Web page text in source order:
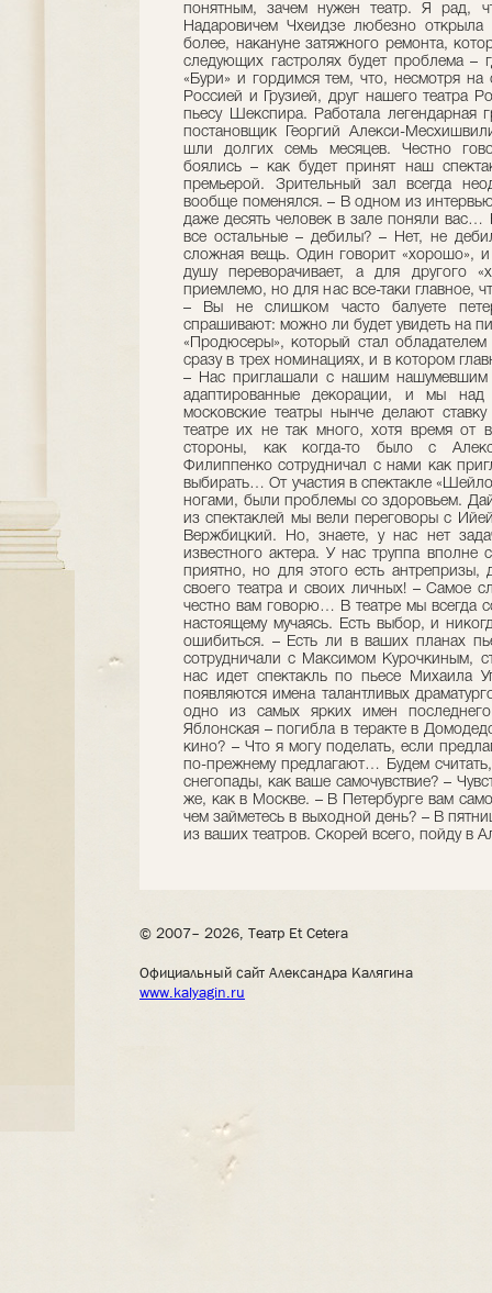
понятным, зачем нужен театр. Я рад,
Надаровичем Чхеидзе любезно открыла
более, накануне затяжного ремонта,
следующих гастролях будет проблема –
«Бури» и гордимся тем, что, несмотря
Россией и Грузией, друг нашего театра
пьесу Шекспира. Работала легендарная
постановщик Георгий Алекси-
шли долгих семь месяцев. Честно
боялись – как будет принят наш
премьерой. Зрительный зал всегда
вообще поменялся. – В одном из
даже десять человек в зале поняли вас…
все остальные – дебилы? – Нет, не
сложная вещь. Один говорит «хорошо»,
душу переворачивает, а для
приемлемо, но для нас все-таки главное,
– Вы не слишком часто балуете
спрашивают: можно ли будет увидеть на
«Продюсеры», который стал
сразу в трех номинациях, и в котором
– Нас приглашали с нашим нашумевшим
адаптированные декорации, и мы
московские театры нынче делают
театре их не так много, хотя время от
стороны, как когда-то было с
Филиппенко сотрудничал с нами как
выбирать… От участия в спектакле
ногами, были проблемы со здоровьем.
из спектаклей мы вели переговоры с
Вержбицкий. Но, знаете, у нас нет
известного актера. У нас труппа вполне
приятно, но для этого есть
своего театра и своих личных! – Самое
честно вам говорю… В театре мы всегда
настоящему мучаясь. Есть выбор, и
ошибиться. – Есть ли в ваших планах
сотрудничали с Максимом Курочкиным,
нас идет спектакль по пьесе Михаила
появляются имена талантливых
одно из самых ярких имен
Яблонская – погибла в теракте в
кино? – Что я могу поделать, если
по-прежнему предлагают… Будем
снегопады, как ваше самочувствие? –
же, как в Москве. – В Петербурге вам
чем займетесь в выходной день? – В
из ваших театров. Скорей всего, пойду в
© 2007– 2026, Театр Et Cetera
Официальный сайт Александра Калягина
www.kalyagin.ru